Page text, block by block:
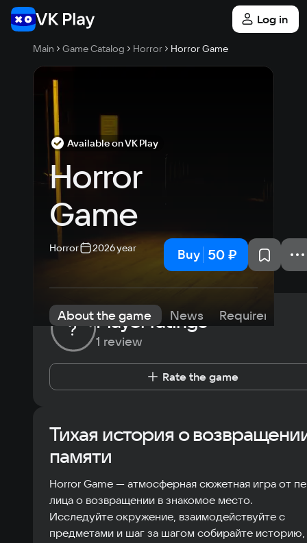
Log in
Main Game Catalog Horror Horror Game
Available on VK Play
Horror
Game
Horror 2026 year Buy 50 ₽
About the game News Requirements
? Player ratings
1 review
Rate the game
Тихая история о
памяти
Horror Game — атмосферная сюжетная игра от
лица о возвращении в знакомое место.
Исследуйте окружение, взаимодействуйте с
предметами и шаг за шагом собирайте историю,